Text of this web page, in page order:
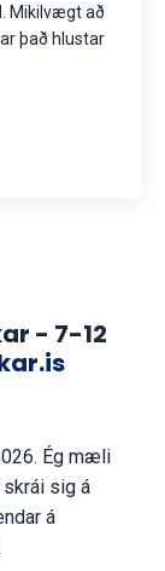
Mikilvægt að
það hlustar
- 7-12
Ég mæli
skrái sig á
á